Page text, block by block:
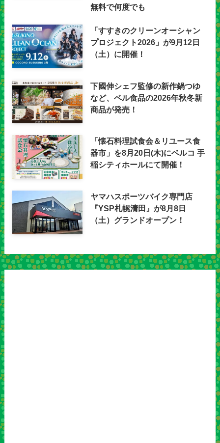
無料で何度でも
「すすきのクリーンオーシャン
プロジェクト2026」が9月12日
（土）に開催！
下國伸シェフ監修の新作鍋つゆ
など、ベル食品の2026年秋冬新
商品が発売！
「懐石料理試食会＆リユース食
器市」を8月20日(木)にベルコ 手
稲シティホールにて開催！
ヤマハスポーツバイク専門店
『YSP札幌清田』が8月8日
（土）グランドオープン！